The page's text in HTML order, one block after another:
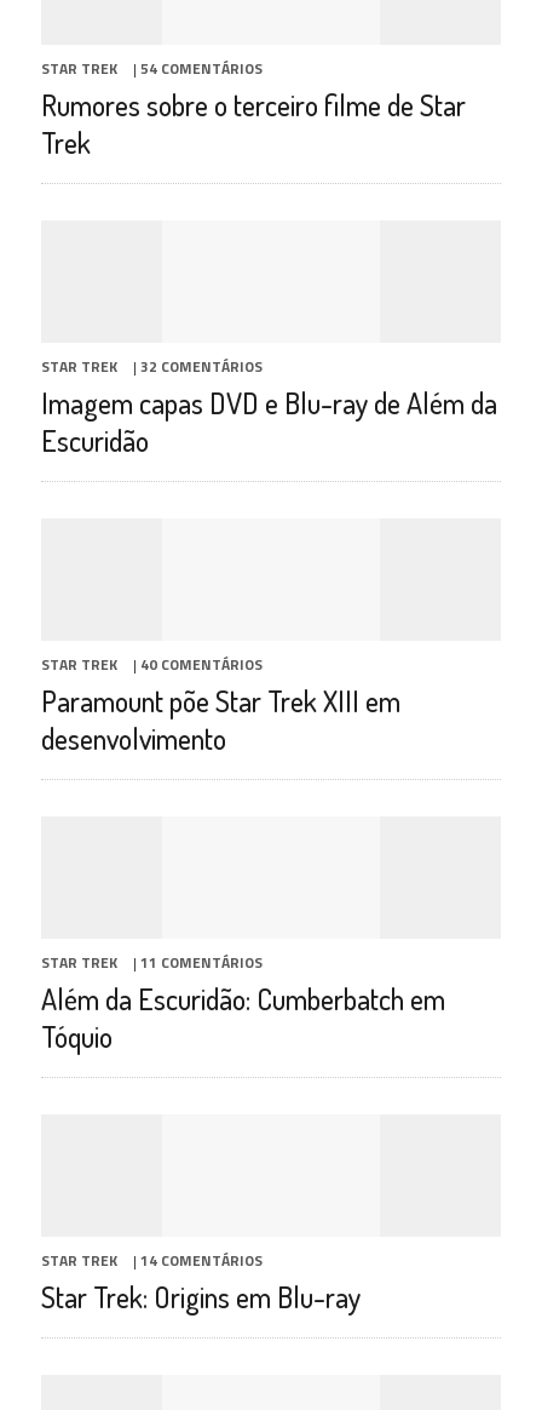
STAR TREK | 54 COMENTÁRIOS
Rumores sobre o terceiro filme de Star
Trek
STAR TREK | 32 COMENTÁRIOS
Imagem capas DVD e Blu-ray de Além da
Escuridão
STAR TREK | 40 COMENTÁRIOS
Paramount põe Star Trek XIII em
desenvolvimento
STAR TREK | 11 COMENTÁRIOS
Além da Escuridão: Cumberbatch em
Tóquio
STAR TREK | 14 COMENTÁRIOS
Star Trek: Origins em Blu-ray